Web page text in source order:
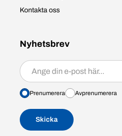
Kontakta oss
Nyhetsbrev
Prenumerera/avprenumerera
Prenumerera Avprenumerera
Skicka